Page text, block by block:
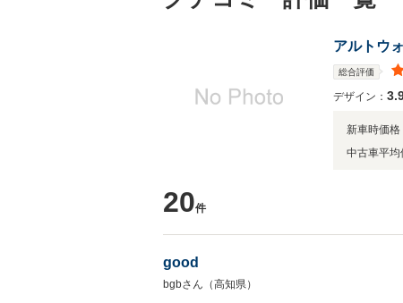
アルトウ
総合評価
デザイン：
新車時価格
中古車平均
20件
good
bgbさん（高知県）